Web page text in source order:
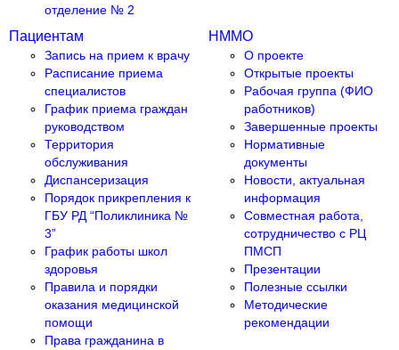
отделение № 2
Пациентам
Запись на прием к врачу
Расписание приема
специалистов
График приема граждан
руководством
Территория
обслуживания
Диспансеризация
Порядок прикрепления к
ГБУ РД “Поликлиника №
3”
График работы школ
здоровья
Правила и порядки
оказания медицинской
помощи
Права гражданина в
НММО
О проекте
Открытые проекты
Рабочая группа (ФИО
работников)
Завершенные проекты
Нормативные
документы
Новости, актуальная
информация
Совместная работа,
сотрудничество с РЦ
ПМСП
Презентации
Полезные ссылки
Методические
рекомендации